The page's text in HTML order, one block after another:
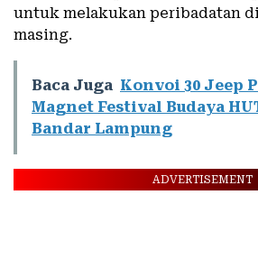
untuk melakukan peribadatan
masing.
Baca Juga Konvoi 30 Jeep
Magnet Festival Budaya
Bandar Lampung
ADVERTISEMENT